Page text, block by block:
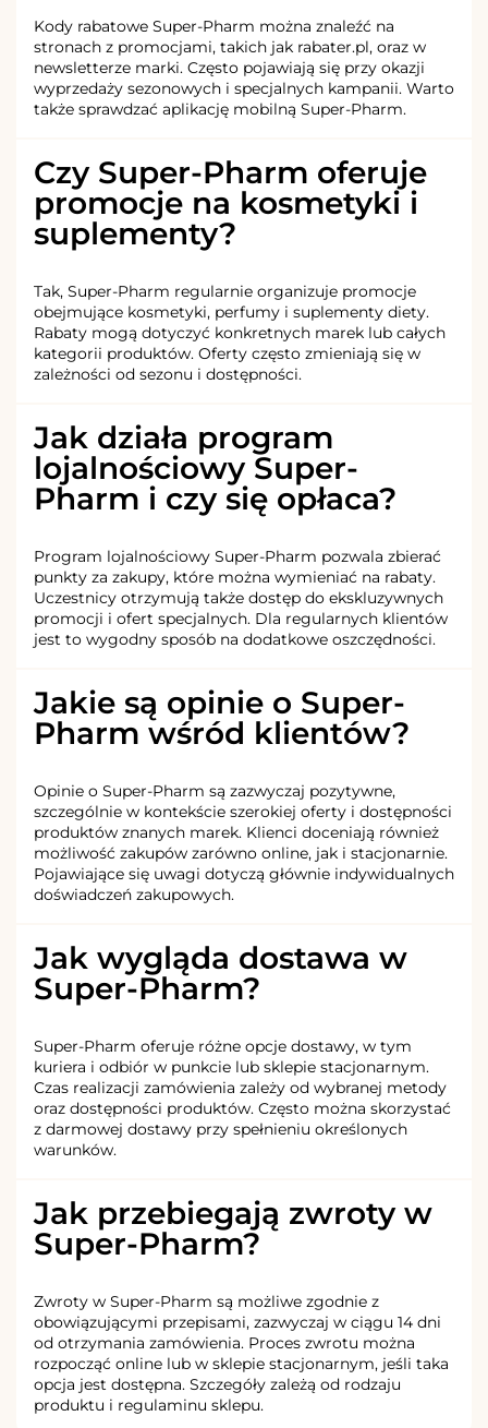
Kody rabatowe Super-Pharm można znaleźć na
stronach z promocjami, takich jak rabater.pl, oraz w
newsletterze marki. Często pojawiają się przy okazji
wyprzedaży sezonowych i specjalnych kampanii. Warto
także sprawdzać aplikację mobilną Super-Pharm.
Czy Super-Pharm oferuje
promocje na kosmetyki i
suplementy?
Tak, Super-Pharm regularnie organizuje promocje
obejmujące kosmetyki, perfumy i suplementy diety.
Rabaty mogą dotyczyć konkretnych marek lub całych
kategorii produktów. Oferty często zmieniają się w
zależności od sezonu i dostępności.
Jak działa program
lojalnościowy Super-
Pharm i czy się opłaca?
Program lojalnościowy Super-Pharm pozwala zbierać
punkty za zakupy, które można wymieniać na rabaty.
Uczestnicy otrzymują także dostęp do ekskluzywnych
promocji i ofert specjalnych. Dla regularnych klientów
jest to wygodny sposób na dodatkowe oszczędności.
Jakie są opinie o Super-
Pharm wśród klientów?
Opinie o Super-Pharm są zazwyczaj pozytywne,
szczególnie w kontekście szerokiej oferty i dostępności
produktów znanych marek. Klienci doceniają również
możliwość zakupów zarówno online, jak i stacjonarnie.
Pojawiające się uwagi dotyczą głównie indywidualnych
doświadczeń zakupowych.
Jak wygląda dostawa w
Super-Pharm?
Super-Pharm oferuje różne opcje dostawy, w tym
kuriera i odbiór w punkcie lub sklepie stacjonarnym.
Czas realizacji zamówienia zależy od wybranej metody
oraz dostępności produktów. Często można skorzystać
z darmowej dostawy przy spełnieniu określonych
warunków.
Jak przebiegają zwroty w
Super-Pharm?
Zwroty w Super-Pharm są możliwe zgodnie z
obowiązującymi przepisami, zazwyczaj w ciągu 14 dni
od otrzymania zamówienia. Proces zwrotu można
rozpocząć online lub w sklepie stacjonarnym, jeśli taka
opcja jest dostępna. Szczegóły zależą od rodzaju
produktu i regulaminu sklepu.